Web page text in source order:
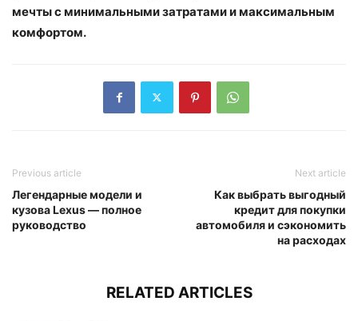
мечты с минимальными затратами и максимальным
комфортом.
Previous article
Легендарные модели и
кузова Lexus — полное
руководство
Next article
Как выбрать выгодный
кредит для покупки
автомобиля и сэкономить
на расходах
RELATED ARTICLES